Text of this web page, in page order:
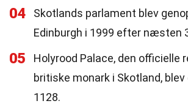
04
Skotlands parlament blev
Edinburgh i 1999 efter næsten
05
Holyrood Palace, den officielle
britiske monark i Skotland,
1128.